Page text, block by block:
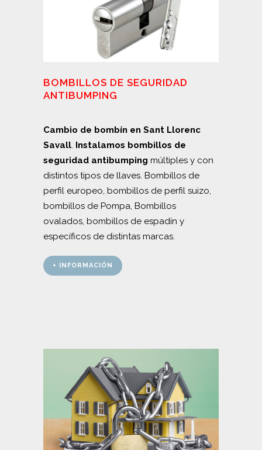
BOMBILLOS DE SEGURIDAD
ANTIBUMPING
Cambio de bombín en Sant Llorenc
Savall. Instalamos bombillos de
seguridad antibumping múltiples y con
distintos tipos de llaves. Bombillos de
perfil europeo, bombillos de perfil suizo,
bombillos de Pompa, Bombillos
ovalados, bombillos de espadín y
específicos de distintas marcas.
+ INFORMACIÓN